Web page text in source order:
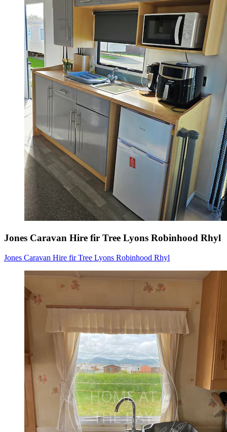
Jones Caravan Hire fir Tree Lyons Robinhood Rhyl
Jones Caravan Hire fir Tree Lyons Robinhood Rhyl